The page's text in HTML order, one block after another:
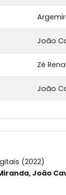
João
Zé
João
(2022)
João